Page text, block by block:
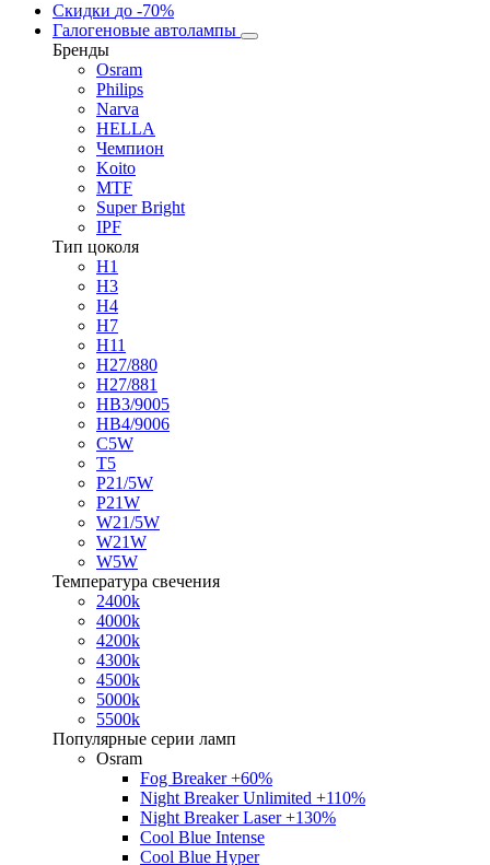
Скидки до -70%
Галогеновые автолампы
Бренды
Osram
Philips
Narva
HELLA
Чемпион
Koito
MTF
Super Bright
IPF
Тип цоколя
H1
H3
H4
H7
H11
H27/880
H27/881
HB3/9005
HB4/9006
C5W
T5
P21/5W
P21W
W21/5W
W21W
W5W
Температура свечения
2400k
4000k
4200k
4300k
4500k
5000k
5500k
Популярные серии ламп
Osram
Fog Breaker +60%
Night Breaker Unlimited +110%
Night Breaker Laser +130%
Cool Blue Intense
Cool Blue Hyper